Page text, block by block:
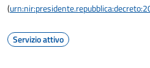
(
Servizio attivo